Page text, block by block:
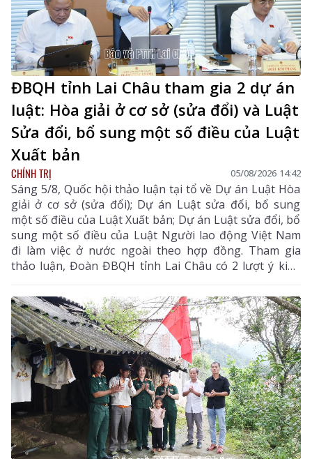
ĐBQH tỉnh Lai Châu tham gia 2 dự án
luật: Hòa giải ở cơ sở (sửa đổi) và Luật
Sửa đổi, bổ sung một số điều của Luật
Xuất bản
CHÍNH TRỊ 05/08/2026 14:42
Sáng 5/8, Quốc hội thảo luận tại tổ về Dự án Luật Hòa
giải ở cơ sở (sửa đổi); Dự án Luật sửa đổi, bổ sung
một số điều của Luật Xuất bản; Dự án Luật sửa đổi, bổ
sung một số điều của Luật Người lao động Việt Nam
đi làm việc ở nước ngoài theo hợp đồng. Tham gia
thảo luận, Đoàn ĐBQH tỉnh Lai Châu có 2 lượt ý kiến
đối với Dự án Luật Hòa giải ở cơ sở (sửa đổi) và Dự án
Luật sửa đổi, bổ sung một số điều của Luật Xuất bản.